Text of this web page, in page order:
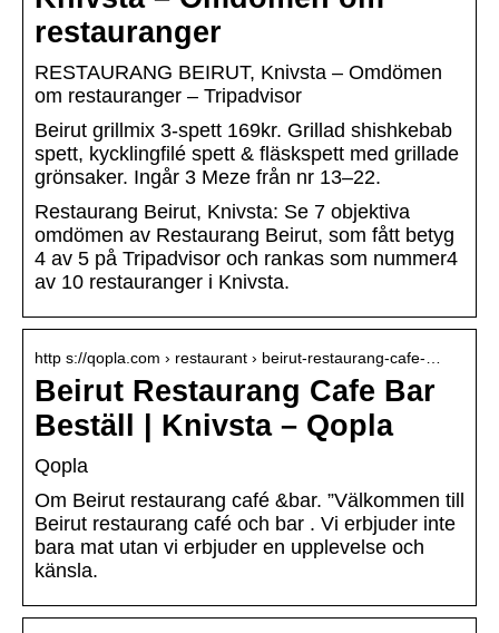
restauranger
RESTAURANG BEIRUT, Knivsta – Omdömen
om restauranger – Tripadvisor
Beirut grillmix 3-spett 169kr. Grillad shishkebab
spett, kycklingfilé spett & fläskspett med grillade
grönsaker. Ingår 3 Meze från nr 13–22.
Restaurang Beirut, Knivsta: Se 7 objektiva
omdömen av Restaurang Beirut, som fått betyg
4 av 5 på Tripadvisor och rankas som nummer4
av 10 restauranger i Knivsta.
http s://qopla.com › restaurant › beirut-restaurang-cafe-…
Beirut Restaurang Cafe Bar
Beställ | Knivsta – Qopla
Qopla
Om Beirut restaurang café &bar. ”Välkommen till
Beirut restaurang café och bar . Vi erbjuder inte
bara mat utan vi erbjuder en upplevelse och
känsla.